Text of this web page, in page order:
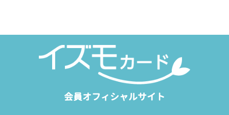
会員オフィシャルサイト